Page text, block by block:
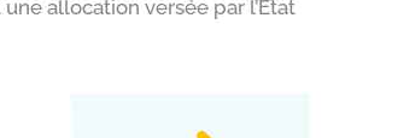
allocation versée par l’État